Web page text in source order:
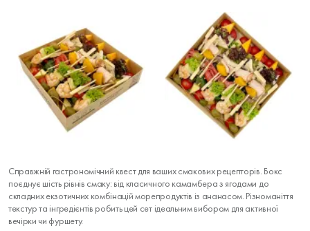
Справжній гастрономічний квест для ваших смакових рецепторів. Бокс
поєднує шість рівнів смаку: від класичного камамбера з ягодами до
складних екзотичних комбінацій морепродуктів із ананасом. Різноманіття
текстур та інгредієнтів робить цей сет ідеальним вибором для активної
вечірки чи фуршету.